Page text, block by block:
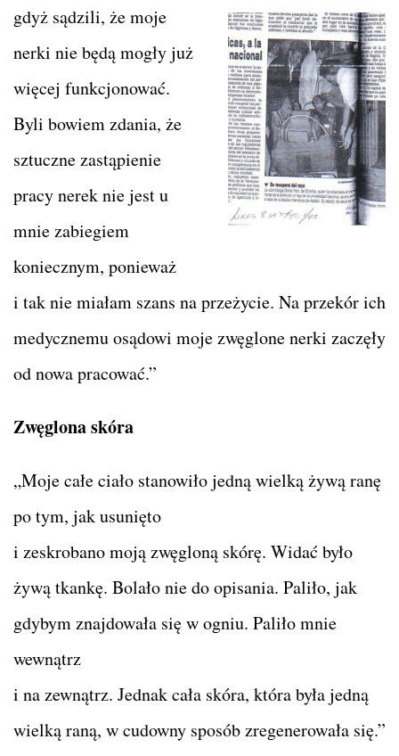
gdyż sądzili, że moje
nerki nie będą mogły już
więcej funkcjonować.
Byli bowiem zdania, że
sztuczne zastąpienie
pracy nerek nie jest u
mnie zabiegiem
koniecznym, ponieważ
i tak nie miałam szans na przeżycie. Na przekór ich
medycznemu osądowi moje zwęglone nerki zaczęły
od nowa pracować.”
Zwęglona skóra
„Moje całe ciało stanowiło jedną wielką żywą ranę
po tym, jak usunięto
i zeskrobano moją zwęgloną skórę. Widać było
żywą tkankę. Bolało nie do opisania. Paliło, jak
gdybym znajdowała się w ogniu. Paliło mnie
wewnątrz
i na zewnątrz. Jednak cała skóra, która była jedną
wielką raną, w cudowny sposób zregenerowała się.”